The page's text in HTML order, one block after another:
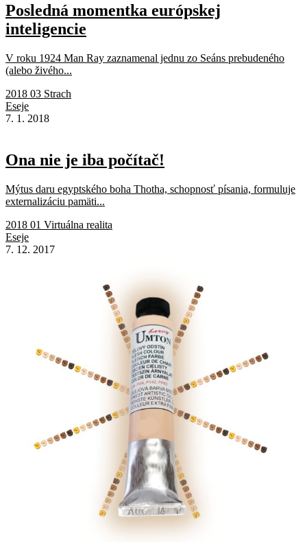
Posledná momentka európskej
inteligencie
V roku 1924 Man Ray zaznamenal jednu zo Seáns prebudeného
(alebo živého...
2018 03 Strach
Eseje
7. 1. 2018
Ona nie je iba počítač!
Mýtus daru egyptského boha Thotha, schopnosť písania, formuluje
externalizáciu pamäti...
2018 01 Virtuálna realita
Eseje
7. 12. 2017